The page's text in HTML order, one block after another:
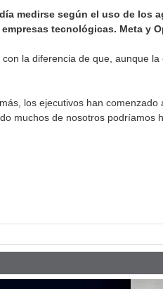
medirse según el uso de los
tecnológicas. Meta y
la diferencia de que, aunque
los ejecutivos han
muchos de nosotros podríamos